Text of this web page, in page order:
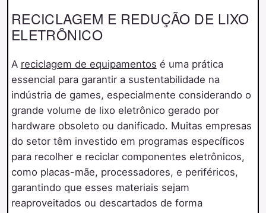
RECICLAGEM E REDUÇÃO DE LIXO
ELETRÔNICO
A reciclagem de equipamentos é uma prática
essencial para garantir a sustentabilidade na
indústria de games, especialmente considerando o
grande volume de lixo eletrônico gerado por
hardware obsoleto ou danificado. Muitas empresas
do setor têm investido em programas específicos
para recolher e reciclar componentes eletrônicos,
como placas-mãe, processadores, e periféricos,
garantindo que esses materiais sejam
reaproveitados ou descartados de forma